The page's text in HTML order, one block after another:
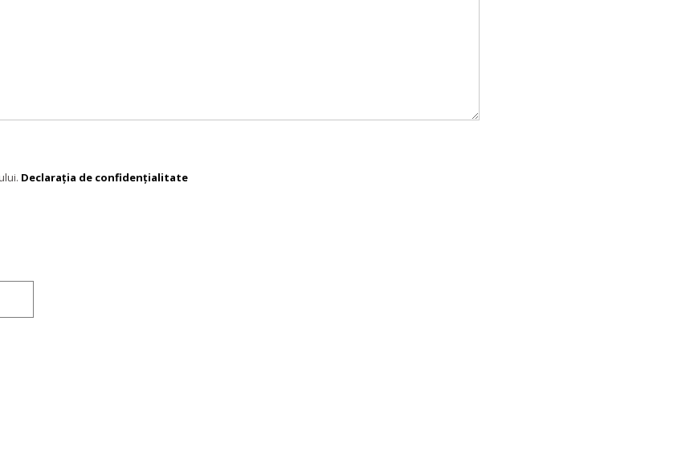
Declaraţia de confidenţialitate